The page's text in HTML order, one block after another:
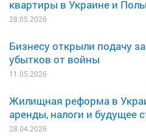
квартиры в Украине и
28.05.2026
Бизнесу открыли подачу
убытков от войны
11.05.2026
Жилищная реформа в
аренды, налоги и будущее
28.04.2026